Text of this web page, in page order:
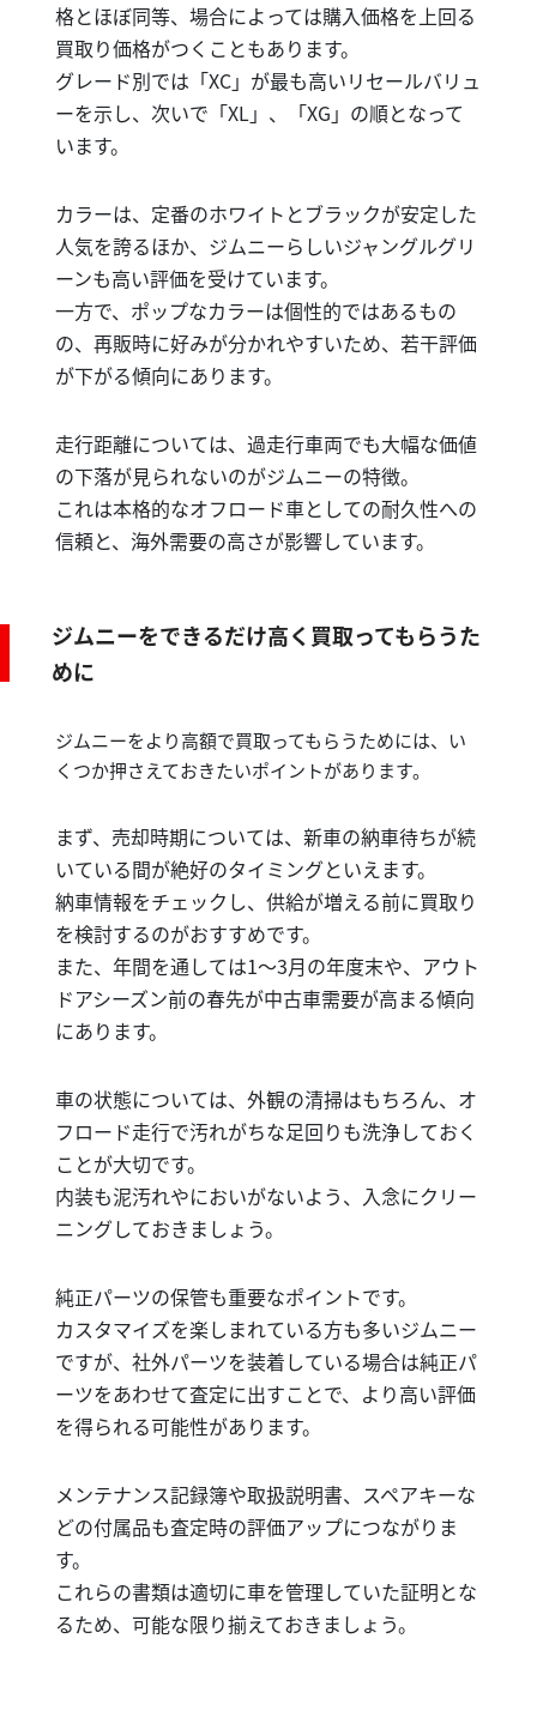
格とほぼ同等、場合によっては購入価格を上回る
買取り価格がつくこともあります。
グレード別では「XC」が最も高いリセールバリュ
ーを示し、次いで「XL」、「XG」の順となって
います。
カラーは、定番のホワイトとブラックが安定した
人気を誇るほか、ジムニーらしいジャングルグリ
ーンも高い評価を受けています。
一方で、ポップなカラーは個性的ではあるもの
の、再販時に好みが分かれやすいため、若干評価
が下がる傾向にあります。
走行距離については、過走行車両でも大幅な価値
の下落が見られないのがジムニーの特徴。
これは本格的なオフロード車としての耐久性への
信頼と、海外需要の高さが影響しています。
ジムニーをできるだけ高く買取ってもらうた
めに
ジムニーをより高額で買取ってもらうためには、い
くつか押さえておきたいポイントがあります。
まず、売却時期については、新車の納車待ちが続
いている間が絶好のタイミングといえます。
納車情報をチェックし、供給が増える前に買取り
を検討するのがおすすめです。
また、年間を通しては1〜3月の年度末や、アウト
ドアシーズン前の春先が中古車需要が高まる傾向
にあります。
車の状態については、外観の清掃はもちろん、オ
フロード走行で汚れがちな足回りも洗浄しておく
ことが大切です。
内装も泥汚れやにおいがないよう、入念にクリー
ニングしておきましょう。
純正パーツの保管も重要なポイントです。
カスタマイズを楽しまれている方も多いジムニー
ですが、社外パーツを装着している場合は純正パ
ーツをあわせて査定に出すことで、より高い評価
を得られる可能性があります。
メンテナンス記録簿や取扱説明書、スペアキーな
どの付属品も査定時の評価アップにつながりま
す。
これらの書類は適切に車を管理していた証明とな
るため、可能な限り揃えておきましょう。